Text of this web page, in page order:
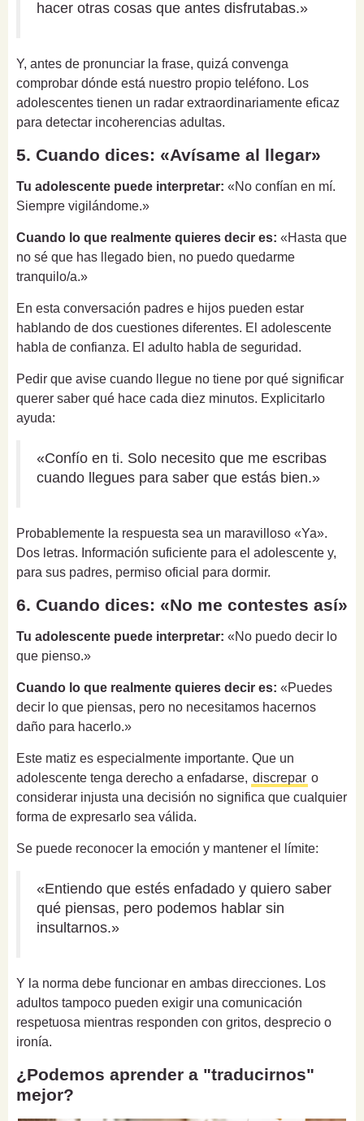
hacer otras cosas que antes disfrutabas.»
Y, antes de pronunciar la frase, quizá convenga
comprobar dónde está nuestro propio teléfono. Los
adolescentes tienen un radar extraordinariamente eficaz
para detectar incoherencias adultas.
5. Cuando dices: «Avísame al llegar»
Tu adolescente puede interpretar: «No confían en mí.
Siempre vigilándome.»
Cuando lo que realmente quieres decir es: «Hasta que
no sé que has llegado bien, no puedo quedarme
tranquilo/a.»
En esta conversación padres e hijos pueden estar
hablando de dos cuestiones diferentes. El adolescente
habla de confianza. El adulto habla de seguridad.
Pedir que avise cuando llegue no tiene por qué significar
querer saber qué hace cada diez minutos. Explicitarlo
ayuda:
«Confío en ti. Solo necesito que me escribas
cuando llegues para saber que estás bien.»
Probablemente la respuesta sea un maravilloso «Ya».
Dos letras. Información suficiente para el adolescente y,
para sus padres, permiso oficial para dormir.
6. Cuando dices: «No me contestes así»
Tu adolescente puede interpretar: «No puedo decir lo
que pienso.»
Cuando lo que realmente quieres decir es: «Puedes
decir lo que piensas, pero no necesitamos hacernos
daño para hacerlo.»
Este matiz es especialmente importante. Que un
adolescente tenga derecho a enfadarse, discrepar o
considerar injusta una decisión no significa que cualquier
forma de expresarlo sea válida.
Se puede reconocer la emoción y mantener el límite:
«Entiendo que estés enfadado y quiero saber
qué piensas, pero podemos hablar sin
insultarnos.»
Y la norma debe funcionar en ambas direcciones. Los
adultos tampoco pueden exigir una comunicación
respetuosa mientras responden con gritos, desprecio o
ironía.
¿Podemos aprender a "traducirnos"
mejor?